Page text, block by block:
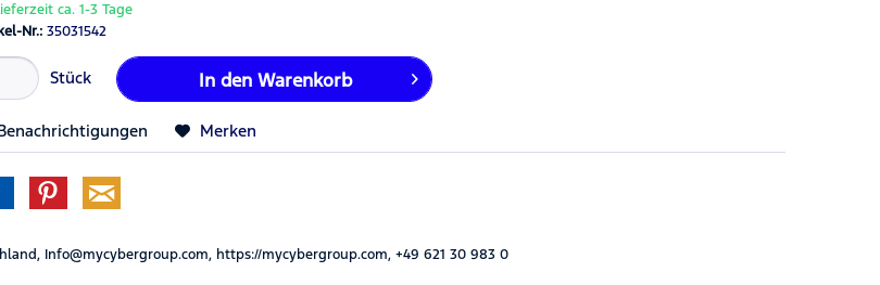
ca. 1-3 Tage
Nr.:35031542
Stück In den Warenkorb
Merken
Info@mycybergroup.com, https://mycybergroup.com, +49 621 30 983 0